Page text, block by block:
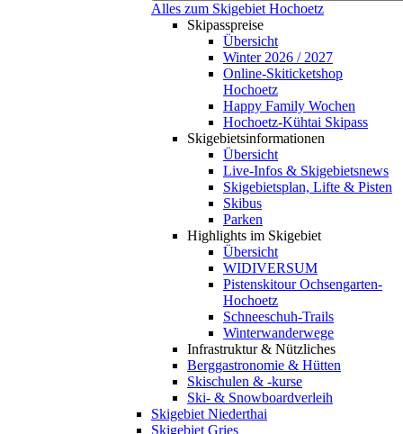
Alles zum Skigebiet Hochoetz
Skipasspreise
Übersicht
Winter 2026 / 2027
Online-Skiticketshop
Hochoetz
Happy Family Wochen
Hochoetz-Kühtai Skipass
Skigebietsinformationen
Übersicht
Live-Infos & Skigebietsnews
Skigebietsplan, Lifte & Pisten
Skibus
Parken
Highlights im Skigebiet
Übersicht
WIDIVERSUM
Pistenskitour Ochsengarten-
Hochoetz
Schneeschuh-Trails
Winterwanderwege
Infrastruktur & Nützliches
Berggastronomie & Hütten
Skischulen & -kurse
Ski- & Snowboardverleih
Skigebiet Niederthai
Skigebiet Gries